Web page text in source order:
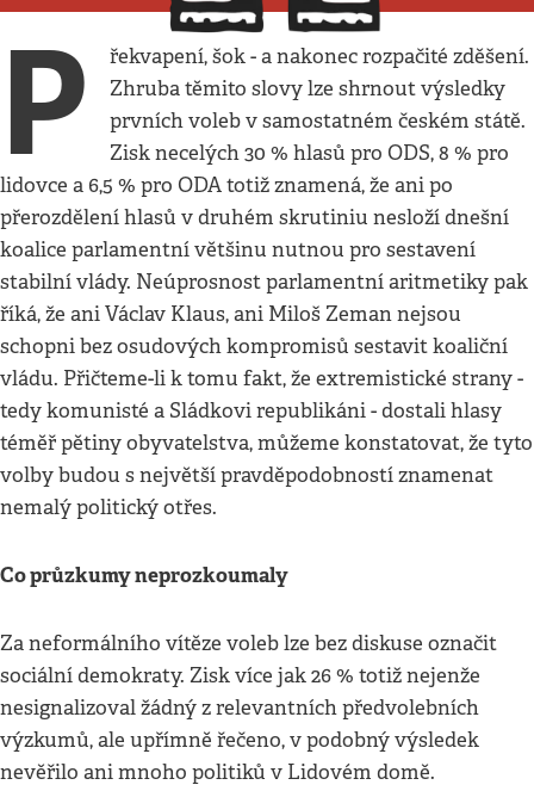
P
řekvapení, šok - a nakonec rozpačité zděšení.
Zhruba těmito slovy lze shrnout výsledky
prvních voleb v samostatném českém státě.
Zisk necelých 30 % hlasů pro ODS, 8 % pro
lidovce a 6,5 % pro ODA totiž znamená, že ani po
přerozdělení hlasů v druhém skrutiniu nesloží dnešní
koalice parlamentní většinu nutnou pro sestavení
stabilní vlády. Neúprosnost parlamentní aritmetiky pak
říká, že ani Václav Klaus, ani Miloš Zeman nejsou
schopni bez osudových kompromisů sestavit koaliční
vládu. Přičteme-li k tomu fakt, že extremistické strany -
tedy komunisté a Sládkovi republikáni - dostali hlasy
téměř pětiny obyvatelstva, můžeme konstatovat, že tyto
volby budou s největší pravděpodobností znamenat
nemalý politický otřes.
Co průzkumy neprozkoumaly
Za neformálního vítěze voleb lze bez diskuse označit
sociální demokraty. Zisk více jak 26 % totiž nejenže
nesignalizoval žádný z relevantních předvolebních
výzkumů, ale upřímně řečeno, v podobný výsledek
nevěřilo ani mnoho politiků v Lidovém domě.